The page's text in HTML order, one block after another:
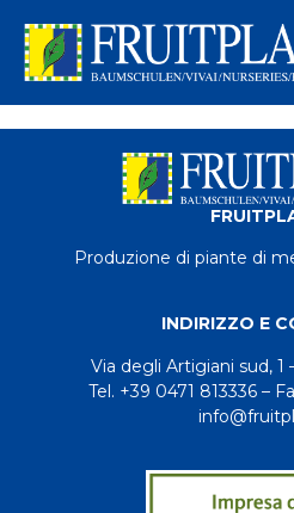
Produzione di piante di
INDIRIZZO E
Via degli Artigiani sud, 1
Tel. +39 0471 813336 –